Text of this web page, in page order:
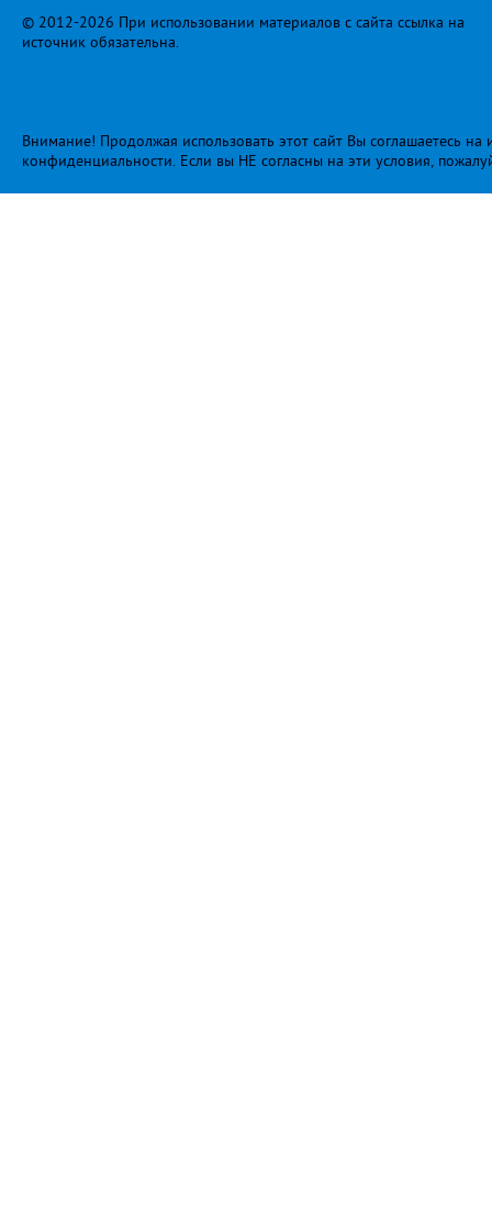
© 2012-2026 При использовании материалов с сайта ссылка на
источник обязательна.
Внимание! Продолжая использовать этот сайт Вы соглашаетесь
конфиденциальности. Если вы НЕ согласны на эти условия,